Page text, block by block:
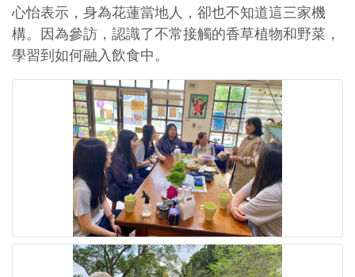
心怡表示，身為花蓮當地人，卻也不知道這三家機
構。因為參訪，認識了不常接觸的香草植物和野菜，
學習到如何融入飲食中。